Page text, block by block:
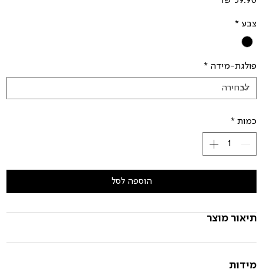
צבע *
פולגת-מידה *
כמות *
הוספה לסל
תיאור מוצר
מידות